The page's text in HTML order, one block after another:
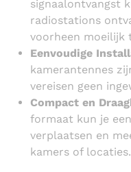
signaalontvangst
radiostations
voorheen moeilijk
Eenvoudige
kamerantennes
vereisen geen
Compact en
formaat kun je
verplaatsen en
kamers of locaties.